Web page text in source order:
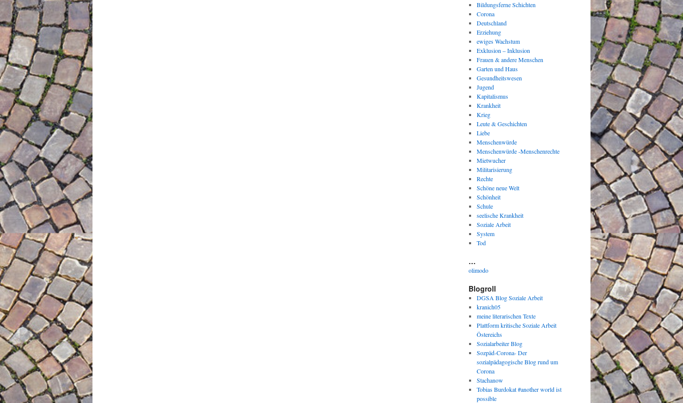
Bildungsferne Schichten
Corona
Deutschland
Erziehung
ewiges Wachstum
Exklusion – Inklusion
Frauen & andere Menschen
Garten und Haus
Gesundheitswesen
Jugend
Kapitalismus
Krankheit
Krieg
Leute & Geschichten
Liebe
Menschenwürde
Menschenwürde -Menschenrechte
Mietwucher
Militarisierung
Rechte
Schöne neue Welt
Schönheit
Schule
seelische Krankheit
Soziale Arbeit
System
Tod
…
olimodo
Blogroll
DGSA Blog Soziale Arbeit
kranich05
meine literarischen Texte
Plattform kritische Soziale Arbeit
Östereichs
Sozialarbeiter Blog
Sozpäd-Corona- Der
sozialpädagogische Blog rund um
Corona
Stachanow
Tobias Burdokat #another world ist
possible